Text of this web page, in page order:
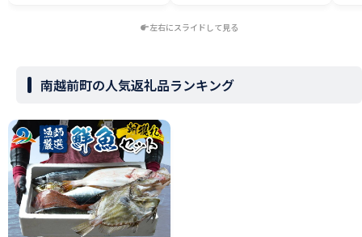
左右にスライドして見る
南越前町の人気返礼品ランキング